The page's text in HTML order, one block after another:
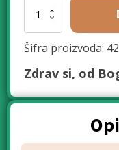
šargarepe
količina
Šifra proizvoda:
Zdrav si, od